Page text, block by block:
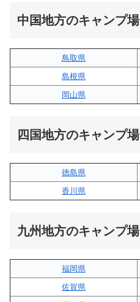
中国地方のキャンプ場
鳥取県
島根県
岡山県
四国地方のキャンプ場
徳島県
香川県
九州地方のキャンプ場
福岡県
佐賀県